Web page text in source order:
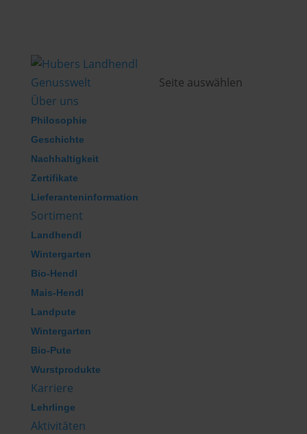
Genusswelt
Über uns
Philosophie
Geschichte
Nachhaltigkeit
Zertifikate
Lieferanteninformation
Sortiment
Landhendl
Wintergarten
Bio-Hendl
Mais-Hendl
Landpute
Wintergarten
Bio-Pute
Wurstprodukte
Karriere
Lehrlinge
Aktivitäten
Seite auswählen